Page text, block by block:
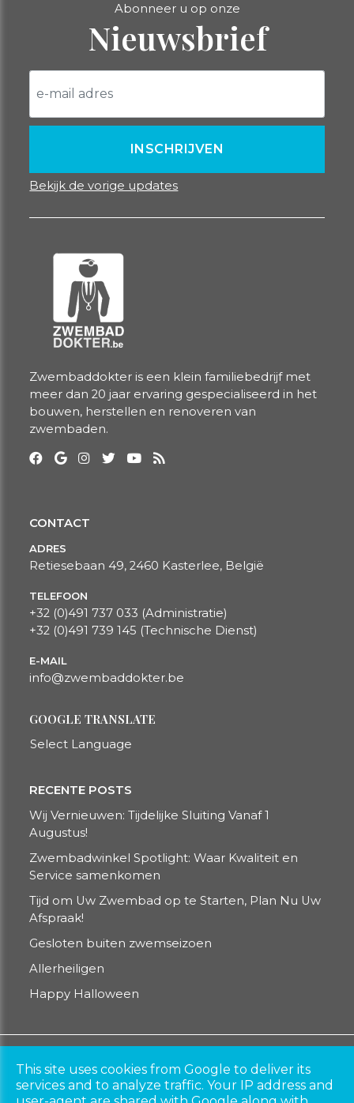
Abonneer u op onze
Nieuwsbrief
Bekijk de vorige updates
Zwembaddokter is een klein familiebedrijf met
meer dan 20 jaar ervaring gespecialiseerd in het
bouwen, herstellen en renoveren van
zwembaden.
CONTACT
ADRES
Retiesebaan 49, 2460 Kasterlee, België
TELEFOON
+32 (0)491 737 033 (Administratie)
+32 (0)491 739 145 (Technische Dienst)
E-MAIL
info@zwembaddokter.be​​​​​​​
GOOGLE TRANSLATE
Select Language
RECENTE POSTS
Wij Vernieuwen: Tijdelijke Sluiting Vanaf 1
Augustus!
Zwembadwinkel Spotlight: Waar Kwaliteit en
Service samenkomen
Tijd om Uw Zwembad op te Starten, Plan Nu Uw
Afspraak!
Gesloten buiten zwemseizoen
Allerheiligen
Happy Halloween
reserved.
Privacy & Cookies| UP-TO-DATE WebDesign
This site uses cookies from Google to deliver its
services and to analyze traffic. Your IP address and